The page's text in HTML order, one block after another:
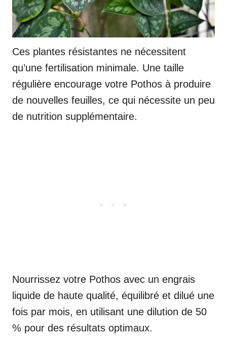
Ces plantes résistantes ne nécessitent
qu’une fertilisation minimale. Une taille
régulière encourage votre Pothos à produire
de nouvelles feuilles, ce qui nécessite un peu
de nutrition supplémentaire.
Nourrissez votre Pothos avec un engrais
liquide de haute qualité, équilibré et dilué une
fois par mois, en utilisant une dilution de 50
% pour des résultats optimaux.